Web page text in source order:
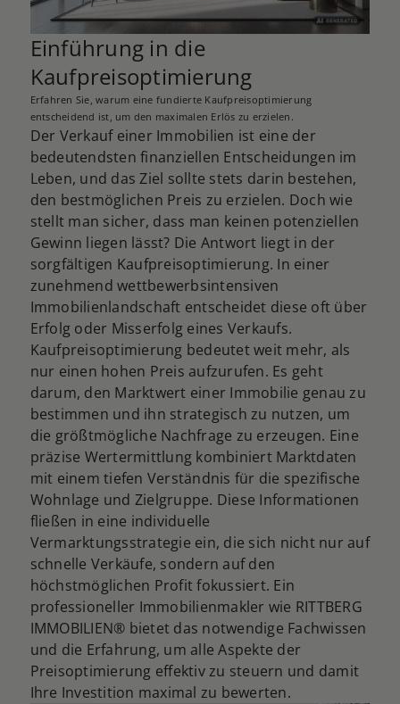
Einführung in die
Kaufpreisoptimierung
Erfahren Sie, warum eine fundierte Kaufpreisoptimierung
entscheidend ist, um den maximalen Erlös zu erzielen.
Der Verkauf einer Immobilien ist eine der
bedeutendsten finanziellen Entscheidungen im
Leben, und das Ziel sollte stets darin bestehen,
den bestmöglichen Preis zu erzielen. Doch wie
stellt man sicher, dass man keinen potenziellen
Gewinn liegen lässt? Die Antwort liegt in der
sorgfältigen Kaufpreisoptimierung. In einer
zunehmend wettbewerbsintensiven
Immobilienlandschaft entscheidet diese oft über
Erfolg oder Misserfolg eines Verkaufs.
Kaufpreisoptimierung bedeutet weit mehr, als
nur einen hohen Preis aufzurufen. Es geht
darum, den Marktwert einer Immobilie genau zu
bestimmen und ihn strategisch zu nutzen, um
die größtmögliche Nachfrage zu erzeugen. Eine
präzise Wertermittlung kombiniert Marktdaten
mit einem tiefen Verständnis für die spezifische
Wohnlage und Zielgruppe. Diese Informationen
fließen in eine individuelle
Vermarktungsstrategie ein, die sich nicht nur auf
schnelle Verkäufe, sondern auf den
höchstmöglichen Profit fokussiert. Ein
professioneller Immobilienmakler wie RITTBERG
IMMOBILIEN® bietet das notwendige Fachwissen
und die Erfahrung, um alle Aspekte der
Preisoptimierung effektiv zu steuern und damit
Ihre Investition maximal zu bewerten.